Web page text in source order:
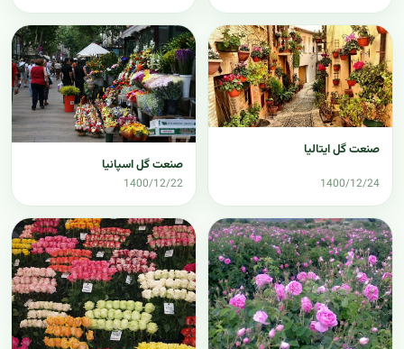
صنعت گل ایتالیا
1400/12/24
صنعت گل اسپانیا
1400/12/22